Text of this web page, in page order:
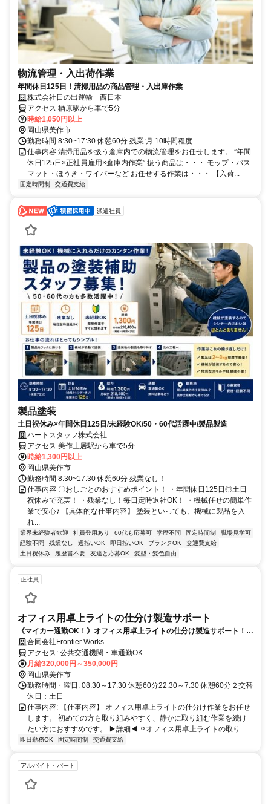
物流管理・入出荷作業
年間休日125日！清掃用品の商品管理・入出庫作業
株式会社日の出運輸 西日本
アクセス 楢原駅から車で5分
時給1,050円以上
岡山県美作市
勤務時間 8:30~17:30 休憩60分 残業:月 10時間程度
仕事内容 清掃用品を扱う倉庫内での物流管理をお任せします。 ”年間
休日125日×正社員雇用×倉庫内作業” 扱う商品は・・・ モップ・バス
マット・ほうき・ワイパーなど お任せする作業は・・・ 【入荷...
固定時間制 交通費支給
派遣社員
製品塗装
土日祝休み×年間休日125日/未経験OK/50・60代活躍中/製品製造
ハートスタッフ株式会社
アクセス 美作土居駅から車で5分
時給1,300円以上
岡山県美作市
勤務時間 8:30~17:30 休憩60分 残業なし！
仕事内容 〇おしごとのおすすめポイント！ ・年間休日125日◎土日
祝休みで充実！ ・残業なし！毎日定時退社OK！ ・機械任せの簡単作
業で安心♪ 【具体的な仕事内容】 塗装といっても、機械に製品を入
れ...
業界未経験者歓迎 社員登用あり 60代も応募可 学歴不問 固定時間制
職場見学可
経験不問
残業なし 週払いOK 即日払いOK ブランクOK
交通費支給
土日祝休み
履歴書不要 友達と応募OK 髪型・髪色自由
正社員
オフィス用卓上ライトの仕分け製造サポート
《マイカー通勤OK！》オフィス用卓上ライトの仕分け製造サポート！人
気案件♪
合同会社Frontier Works
アクセス: 公共交通機関・車通勤OK
月給320,000円～350,000円
岡山県美作市
勤務時間・曜日: 08:30～17:30 休憩60分22:30～7:30 休憩60分２交替
休日：土日
仕事内容: 【仕事内容】 オフィス用卓上ライトの仕分け作業をお任せ
します。 初めての方も取り組みやすく、静かに取り組む作業を続け
たい方におすすめです。 ▶詳細◀︎ ⚪︎オフィス用卓上ライトの取り...
即日勤務OK 固定時間制 交通費支給
アルバイト・パート